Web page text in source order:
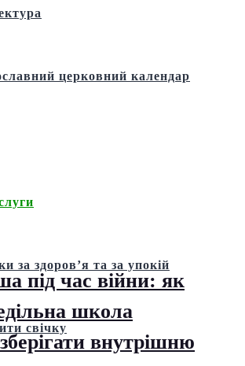
церковний календар
за здоров’я та за упокій
свічку
під час війни: як
школа
внутрішню